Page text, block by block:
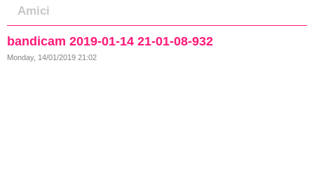
Amici
bandicam 2019-01-14 21-01-08-932
Monday, 14/01/2019 21:02